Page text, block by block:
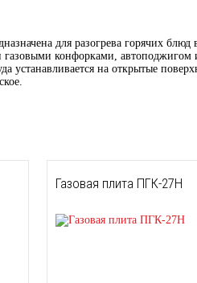
для разогрева горячих блюд
конфорками, автоподжигом
устанавливается на открытые
Газовая плита ПГК-27Н